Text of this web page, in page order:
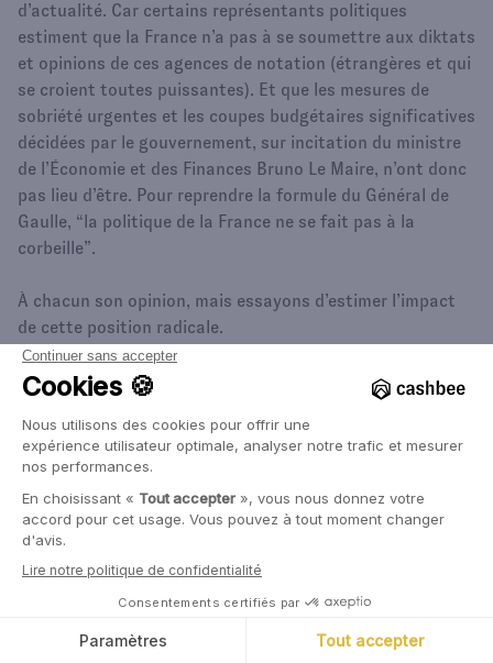
d’actualité. Car certains représentants politiques
estiment que la France n’a pas à se soumettre aux diktats
et opinions de ces agences de notation (étrangères et qui
se croient toutes puissantes). Et que les mesures de
sobriété urgentes et les coupes budgétaires significatives
décidées par le gouvernement, sur incitation du ministre
de l’Économie et des Finances Bruno Le Maire, n’ont donc
pas lieu d’être. Pour reprendre la formule du Général de
Gaulle, “la politique de la France ne se fait pas à la
corbeille”.
À chacun son opinion, mais essayons d’estimer l’impact
de cette position radicale.
Un coût d’endettement en hausse
C’est très complexe d’analyser l’impact chiffré d’un
possible abaissement de la note de la France, mais nous
pouvons faire les observations suivantes en confiance.
L’abaissement de la note de la France, si une ou plusieurs
des agences devait y procéder, serait sans doute
modeste. Autrement dit, la note de la France serait
probablement abaissée d’un cran, de Aa2 à Aa3 pour
Moody’s, et/ou de AA à AA- pour S&P, et/ou de AA- à A+